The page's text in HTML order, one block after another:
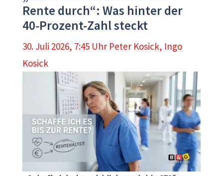
Rente durch“: Was hinter der
40‑Prozent-Zahl steckt
30. Juli 2026, 7:45 Uhr Peter Kosick, Ingo
Kosick